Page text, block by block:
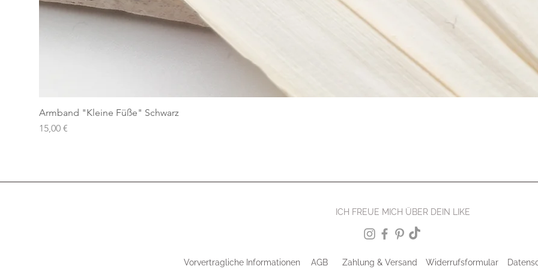
Armband "Kleine Füße" Schwarz
Preis
15,00 €
ICH FREUE MICH ÜBER DEIN LIKE
Vorvertragliche Informationen AGB Zahlung & Versand Widerrufsformular